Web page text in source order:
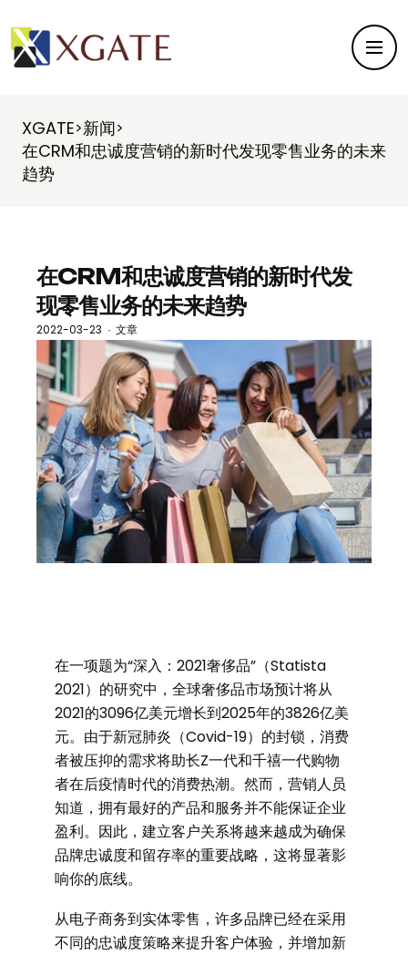
XGATE>新闻>
在CRM和忠诚度营销的新时代发现零售业务的未来
趋势
在CRM和忠诚度营销的新时代发
现零售业务的未来趋势
2022-03-23 · 文章
在一项题为“深入：2021奢侈品”（Statista
2021）的研究中，全球奢侈品市场预计将从
2021的3096亿美元增长到2025年的3826亿美
元。由于新冠肺炎（Covid-19）的封锁，消费
者被压抑的需求将助长Z一代和千禧一代购物
者在后疫情时代的消费热潮。然而，营销人员
知道，拥有最好的产品和服务并不能保证企业
盈利。因此，建立客户关系将越来越成为确保
品牌忠诚度和留存率的重要战略，这将显著影
响你的底线。
从电子商务到实体零售，许多品牌已经在采用
不同的忠诚度策略来提升客户体验，并增加新